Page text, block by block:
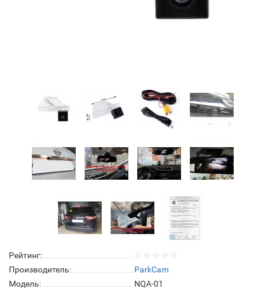
Рейтинг:
Производитель:
ParkCam
Модель:
NQA-01